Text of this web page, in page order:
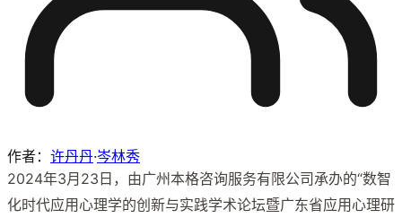
作者： 许丹丹·岑林秀
2024年3月23日，由广州本格咨询服务有限公司承办的“数智
化时代应用心理学的创新与实践学术论坛暨广东省应用心理研